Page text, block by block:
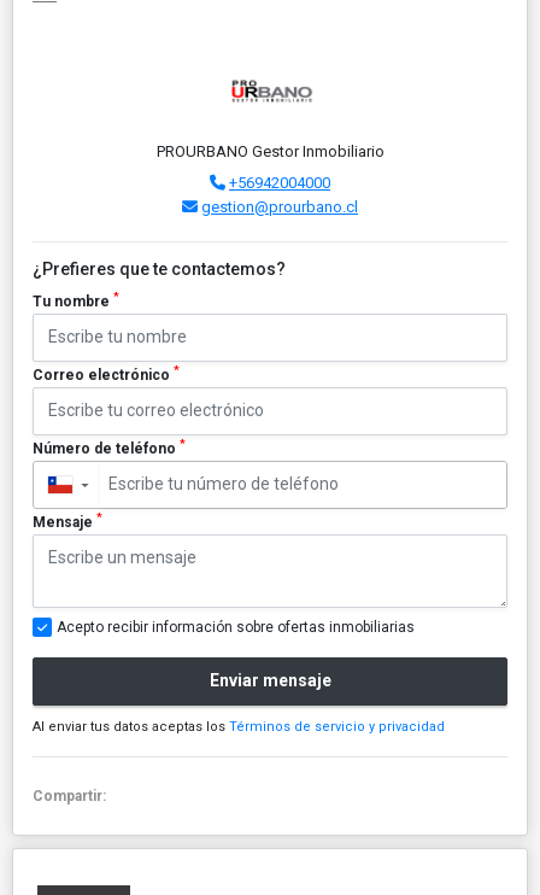
PROURBANO Gestor Inmobiliario
+56942004000
gestion@prourbano.cl
¿Prefieres que te contactemos?
Tu nombre *
Correo electrónico *
Número de teléfono *
▼
Mensaje *
Acepto recibir información sobre ofertas inmobiliarias
Enviar mensaje
Al enviar tus datos aceptas los Términos de servicio y privacidad
Compartir: